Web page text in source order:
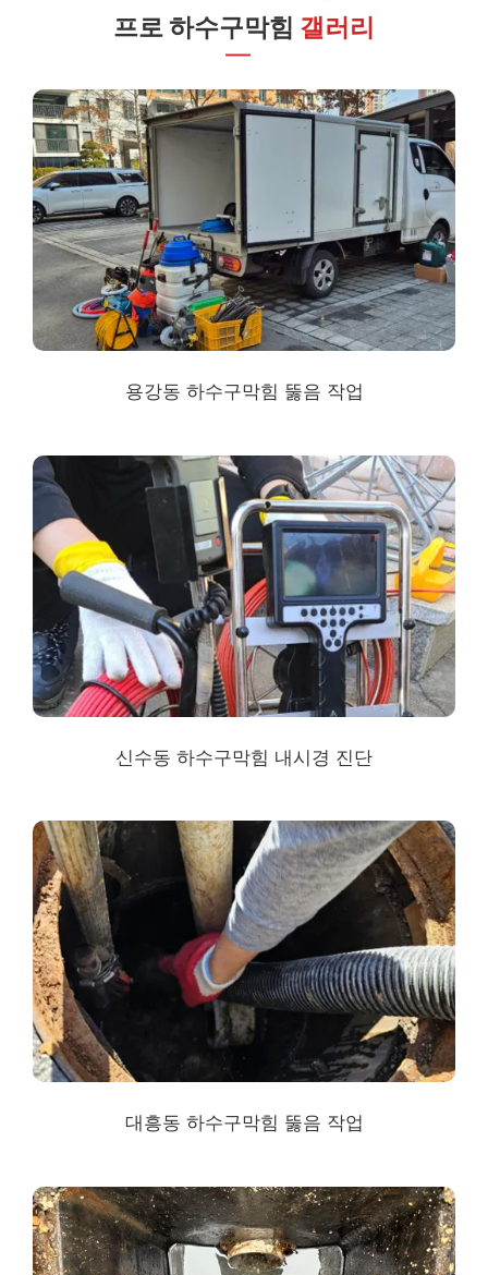
프로 하수구막힘 갤러리
용강동 하수구막힘 뚫음 작업
신수동 하수구막힘 내시경 진단
대흥동 하수구막힘 뚫음 작업